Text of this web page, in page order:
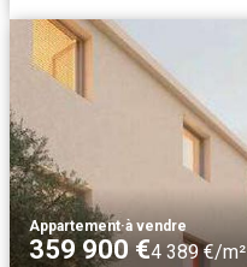
Appartement·à vendre
359 900 €4 389 €/m²